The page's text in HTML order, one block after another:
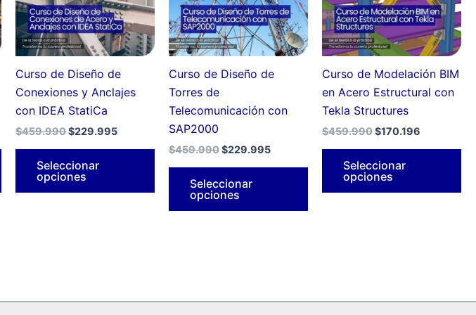
Las
opciones
pueden
elegir
producto
Curso de Diseño de
Conexiones y Anclajes
con IDEA StatiCa
$459.990$229.995
Seleccionar
opciones
Las
opciones
pueden
elegir
página
producto
Curso de Diseño de
Torres de
Telecomunicación con
SAP2000
$459.990$229.995
Seleccionar
opciones
Las
opciones
pueden
elegir
producto
Curso de Modelación BIM
en Acero Estructural con
Tekla Structures
$459.990$170.196
Seleccionar
opciones
se